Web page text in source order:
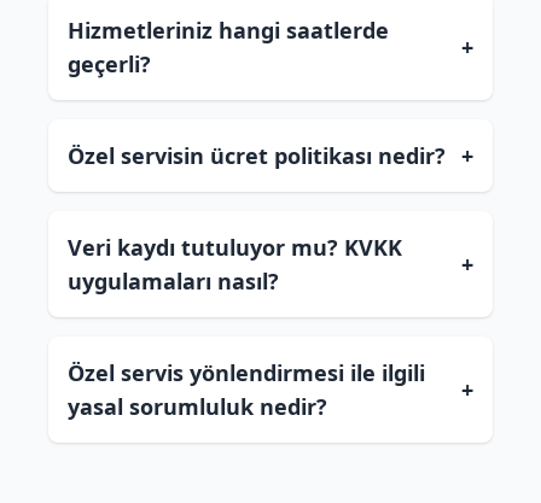
Hizmetleriniz hangi saatlerde
geçerli?
+
Özel servisin ücret politikası nedir? +
Veri kaydı tutuluyor mu? KVKK
uygulamaları nasıl?
+
Özel servis yönlendirmesi ile ilgili
yasal sorumluluk nedir?
+